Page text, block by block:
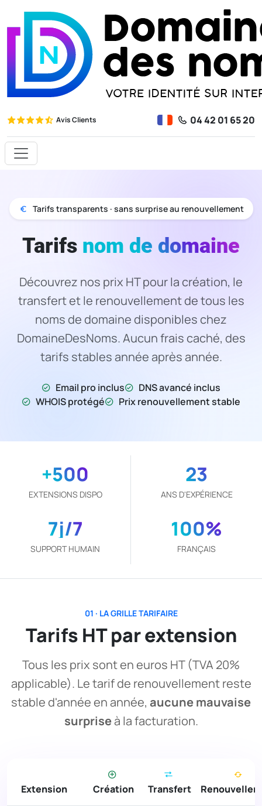
Avis Clients 04 42 01 65 20
Tarifs transparents · sans surprise au renouvellement
Tarifs nom de domaine
Découvrez nos prix HT pour la création, le
transfert et le renouvellement de tous les
noms de domaine disponibles chez
DomaineDesNoms. Aucun frais caché, des
tarifs stables année après année.
Email pro inclus
DNS avancé inclus
WHOIS protégé
Prix renouvellement stable
+500
EXTENSIONS DISPO
23
ANS D'EXPÉRIENCE
7j/7
SUPPORT HUMAIN
100%
FRANÇAIS
01 · LA GRILLE TARIFAIRE
Tarifs HT par extension
Tous les prix sont en euros HT (TVA 20%
applicable). Le tarif de renouvellement reste
stable d'année en année, aucune mauvaise
surpriseà la facturation.
Extension Création Transfert